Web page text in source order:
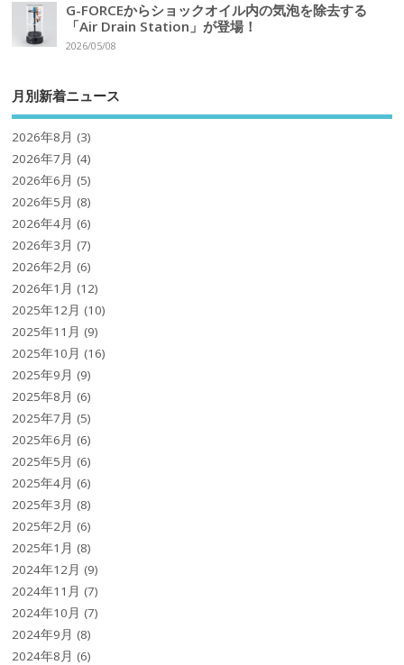
G-FORCEからショックオイル内の気泡を除去する
「Air Drain Station」が登場！
2026/05/08
月別新着ニュース
2026年8月 (3)
2026年7月 (4)
2026年6月 (5)
2026年5月 (8)
2026年4月 (6)
2026年3月 (7)
2026年2月 (6)
2026年1月 (12)
2025年12月 (10)
2025年11月 (9)
2025年10月 (16)
2025年9月 (9)
2025年8月 (6)
2025年7月 (5)
2025年6月 (6)
2025年5月 (6)
2025年4月 (6)
2025年3月 (8)
2025年2月 (6)
2025年1月 (8)
2024年12月 (9)
2024年11月 (7)
2024年10月 (7)
2024年9月 (8)
2024年8月 (6)